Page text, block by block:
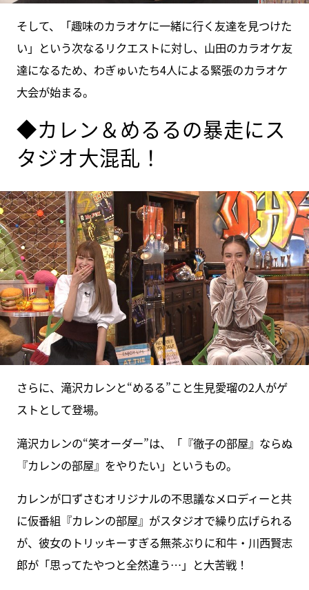
そして、「趣味のカラオケに一緒に行く友達を見つけた
い」という次なるリクエストに対し、山田のカラオケ友
達になるため、わぎゅいたち4人による緊張のカラオケ
大会が始まる。
◆カレン＆めるるの暴走にス
タジオ大混乱！
さらに、滝沢カレンと“めるる”こと生見愛瑠の2人がゲ
ストとして登場。
滝沢カレンの“笑オーダー”は、「『徹子の部屋』ならぬ
『カレンの部屋』をやりたい」というもの。
カレンが口ずさむオリジナルの不思議なメロディーと共
に仮番組『カレンの部屋』がスタジオで繰り広げられる
が、彼女のトリッキーすぎる無茶ぶりに和牛・川西賢志
郎が「思ってたやつと全然違う…」と大苦戦！